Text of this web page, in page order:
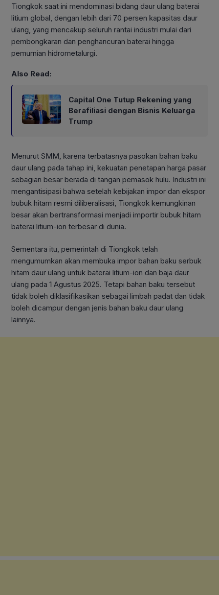
Tiongkok saat ini mendominasi bidang daur ulang baterai
litium global, dengan lebih dari 70 persen kapasitas daur
ulang, yang mencakup seluruh rantai industri mulai dari
pembongkaran dan penghancuran baterai hingga
pemurnian hidrometalurgi.
Also Read:
Capital One Tutup Rekening yang
Berafiliasi dengan Bisnis Keluarga
Trump
Menurut SMM, karena terbatasnya pasokan bahan baku
daur ulang pada tahap ini, kekuatan penetapan harga pasar
sebagian besar berada di tangan pemasok hulu. Industri ini
mengantisipasi bahwa setelah kebijakan impor dan ekspor
bubuk hitam resmi diliberalisasi, Tiongkok kemungkinan
besar akan bertransformasi menjadi importir bubuk hitam
baterai litium-ion terbesar di dunia.
Sementara itu, pemerintah di Tiongkok telah
mengumumkan akan membuka impor bahan baku serbuk
hitam daur ulang untuk baterai litium-ion dan baja daur
ulang pada 1 Agustus 2025. Tetapi bahan baku tersebut
tidak boleh diklasifikasikan sebagai limbah padat dan tidak
boleh dicampur dengan jenis bahan baku daur ulang
lainnya.